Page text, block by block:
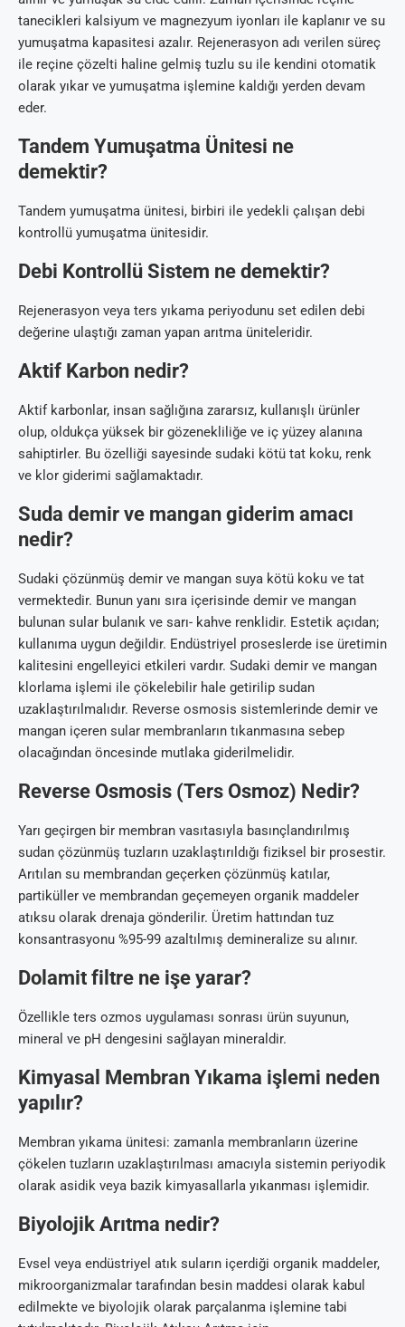
tanecikleri kalsiyum ve magnezyum iyonları ile kaplanır ve su
yumuşatma kapasitesi azalır. Rejenerasyon adı verilen süreç
ile reçine çözelti haline gelmiş tuzlu su ile kendini otomatik
olarak yıkar ve yumuşatma işlemine kaldığı yerden devam
eder.
Tandem Yumuşatma Ünitesi ne
demektir?
Tandem yumuşatma ünitesi, birbiri ile yedekli çalışan debi
kontrollü yumuşatma ünitesidir.
Debi Kontrollü Sistem ne demektir?
Rejenerasyon veya ters yıkama periyodunu set edilen debi
değerine ulaştığı zaman yapan arıtma üniteleridir.
Aktif Karbon nedir?
Aktif karbonlar, insan sağlığına zararsız, kullanışlı ürünler
olup, oldukça yüksek bir gözenekliliğe ve iç yüzey alanına
sahiptirler. Bu özelliği sayesinde sudaki kötü tat koku, renk
ve klor giderimi sağlamaktadır.
Suda demir ve mangan giderim amacı
nedir?
Sudaki çözünmüş demir ve mangan suya kötü koku ve tat
vermektedir. Bunun yanı sıra içerisinde demir ve mangan
bulunan sular bulanık ve sarı- kahve renklidir. Estetik açıdan;
kullanıma uygun değildir. Endüstriyel proseslerde ise üretimin
kalitesini engelleyici etkileri vardır. Sudaki demir ve mangan
klorlama işlemi ile çökelebilir hale getirilip sudan
uzaklaştırılmalıdır. Reverse osmosis sistemlerinde demir ve
mangan içeren sular membranların tıkanmasına sebep
olacağından öncesinde mutlaka giderilmelidir.
Reverse Osmosis (Ters Osmoz) Nedir?
Yarı geçirgen bir membran vasıtasıyla basınçlandırılmış
sudan çözünmüş tuzların uzaklaştırıldığı fiziksel bir prosestir.
Arıtılan su membrandan geçerken çözünmüş katılar,
partiküller ve membrandan geçemeyen organik maddeler
atıksu olarak drenaja gönderilir. Üretim hattından tuz
konsantrasyonu %95-99 azaltılmış demineralize su alınır.
Dolamit filtre ne işe yarar?
Özellikle ters ozmos uygulaması sonrası ürün suyunun,
mineral ve pH dengesini sağlayan mineraldir.
Kimyasal Membran Yıkama işlemi neden
yapılır?
Membran yıkama ünitesi: zamanla membranların üzerine
çökelen tuzların uzaklaştırılması amacıyla sistemin periyodik
olarak asidik veya bazik kimyasallarla yıkanması işlemidir.
Biyolojik Arıtma nedir?
Evsel veya endüstriyel atık suların içerdiği organik maddeler,
mikroorganizmalar tarafından besin maddesi olarak kabul
edilmekte ve biyolojik olarak parçalanma işlemine tabi